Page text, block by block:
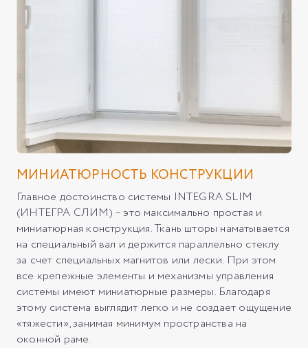
МИНИАТЮРНОСТЬ КОНСТРУКЦИИ
Главное достоинство системы INTEGRA SLIM
(ИНТЕГРА СЛИМ) – это максимально простая и
миниатюрная конструкция. Ткань шторы наматывается
на специальный вал и держится параллельно стеклу
за счет специальных магнитов или лески. При этом
все крепежные элементы и механизмы управления
системы имеют миниатюрные размеры. Благодаря
этому система выглядит легко и не создает ощущение
«тяжести», занимая минимум пространства на
оконной раме.